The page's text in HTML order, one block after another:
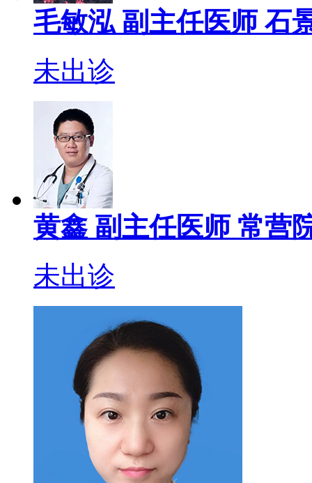
毛敏泓 副主任医师 石
未出诊
黄鑫 副主任医师 常营
未出诊